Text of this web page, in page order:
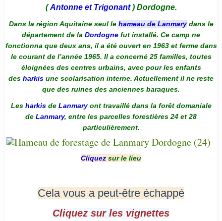
(Antonne et Trigonant) Dordogne.
Dans la région Aquitaine seul le hameau de Lanmarydans le
département de la Dordogne fut installé. Ce camp ne
fonctionna que deux ans, il a été ouvert en 1963 et ferme dans
le courant de l’année 1965. Il a concerné 25 familles, toutes
éloignées des centres urbains, avec pour les enfants
des harkis une scolarisation interne. Actuellement il ne reste
que des ruines des anciennes baraques.
Les harkis de Lanmaryont travaillé dans la forêt domaniale
de Lanmary, entre les parcelles forestières 24 et 28
particulièrement.
Cliquez sur le lieu
Cela vous a peut-être échappé
Cliquez sur les vignettes